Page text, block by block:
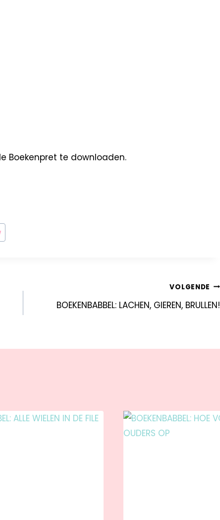
Boekenpret te downloaden.
VOLGENDE
BOEKENBABBEL: LACHEN, GIEREN, BRULLEN!